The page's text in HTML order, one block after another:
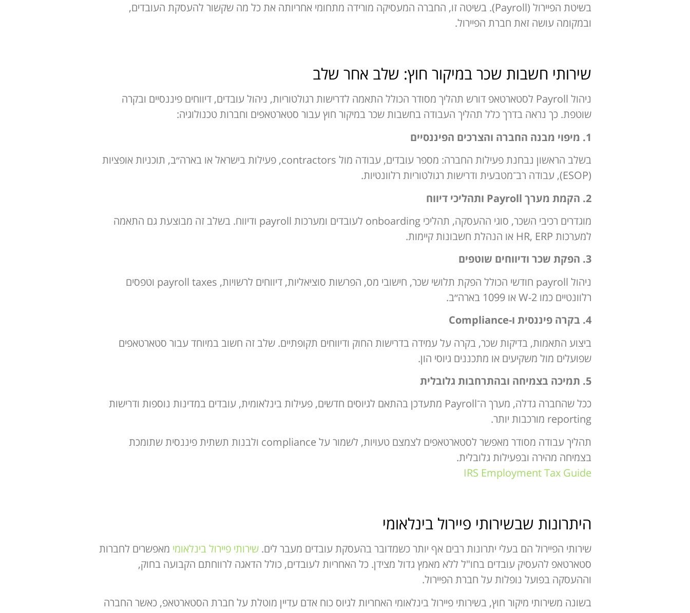
בשיטת הפיירול (Payroll). בשיטה זו, החברה המעסיקה מורידה מתחומי אחריותה את כל מה שקשור להעסקת העובדים,
ובמקומה עושה זאת חברת הפיירול.
שירותי חשבות שכר במיקור חוץ: שלב אחר שלב
ניהול Payroll לסטארטאפ דורש תהליך מסודר הכולל התאמה לדרישות רגולטוריות, ניהול עובדים, דיווחים פיננסיים ובקרה
שוטפת. כך נראה בדרך כלל תהליך העבודה בחשבות שכר במיקור חוץ עבור סטארטאפים וחברות טכנולוגיה:
1. מיפוי מבנה החברה והצרכים הפיננסיים
בשלב הראשון נבחנת פעילות החברה: מספר עובדים, עבודה מול contractors, פעילות בישראל או בארה״ב, תוכניות אופציות
(ESOP), עבודה רב־מטבעית ודרישות רגולטוריות רלוונטיות.
2. הקמת מערך Payroll ותהליכי דיווח
מוגדרים רכיבי השכר, סוגי ההעסקה, תהליכי onboarding לעובדים ומערכות payroll ודיווח. בשלב זה מבוצעת גם התאמה
למערכות HR, ERP או הנהלת חשבונות קיימות.
3. הפקת שכר ודיווחים שוטפים
ניהול payroll חודשי הכולל הפקת תלושי שכר, חישובי מס, הפרשות סוציאליות, דיווחים לרשויות, payroll taxes וטפסים
רלוונטיים כמו W-2 או 1099 בארה״ב.
4. בקרה פיננסית ו-Compliance
ביצוע התאמות, בדיקות שכר, בקרה על עמידה בדרישות החוק ודיווחים תקופתיים. שלב זה חשוב במיוחד עבור סטארטאפים
שפועלים מול משקיעים או מתכננים גיוסי הון.
5. תמיכה בצמיחה ובהתרחבות גלובלית
ככל שהחברה גדלה, מערך ה־Payroll מתעדכן בהתאם לגיוסים חדשים, פעילות בינלאומית, עובדים במדינות נוספות ודרישות
reporting מורכבות יותר.
תהליך עבודה מסודר מאפשר לסטארטאפים לצמצם טעויות, לשמור על compliance ולבנות תשתית פיננסית שתומכת
בצמיחה מהירה ובפעילות גלובלית.
IRS Employment Tax Guide
היתרונות שבשירותי פיירול בינלאומי
שירותי הפיירול הם בעלי יתרונות רבים אף יותר כשמדובר בהעסקת עובדים מעבר לים. שירותי פיירול בינלאומי מאפשרים לחברות
סטארטאפ להעסיק עובדים בחו"ל ללא מאמץ גדול מצידן. כל האחריות לעובדים, כולל הדאגה לרווחתם הקבועה בחוק,
וההעסקה בפועל נופלות על חברת הפיירול.
בשונה משירותי מיקור חוץ, בשירותי פיירול בינלאומי האחריות לגיוס כוח אדם עדיין מוטלת על חברת הסטארטאפ, כאשר החברה